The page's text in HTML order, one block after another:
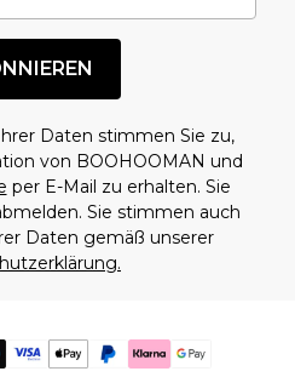
Daten stimmen Sie zu,
von BOOHOOMAN und
per E-Mail zu erhalten. Sie
Sie stimmen auch
Daten gemäß unserer